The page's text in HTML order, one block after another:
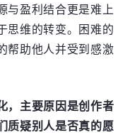
与盈利结合更是难上
思维的转变。困难的
帮助他人并受到感激
，主要原因是创作者
质疑别人是否真的愿